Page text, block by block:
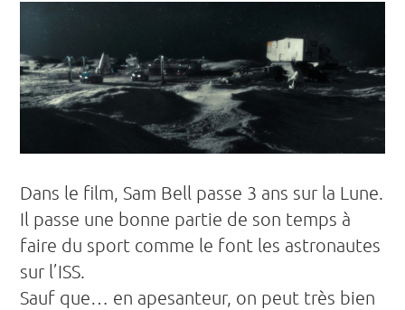
Dans le film, Sam Bell passe 3 ans sur la Lune.
Il passe une bonne partie de son temps à
faire du sport comme le font les astronautes
sur l’ISS.
Sauf que… en apesanteur, on peut très bien